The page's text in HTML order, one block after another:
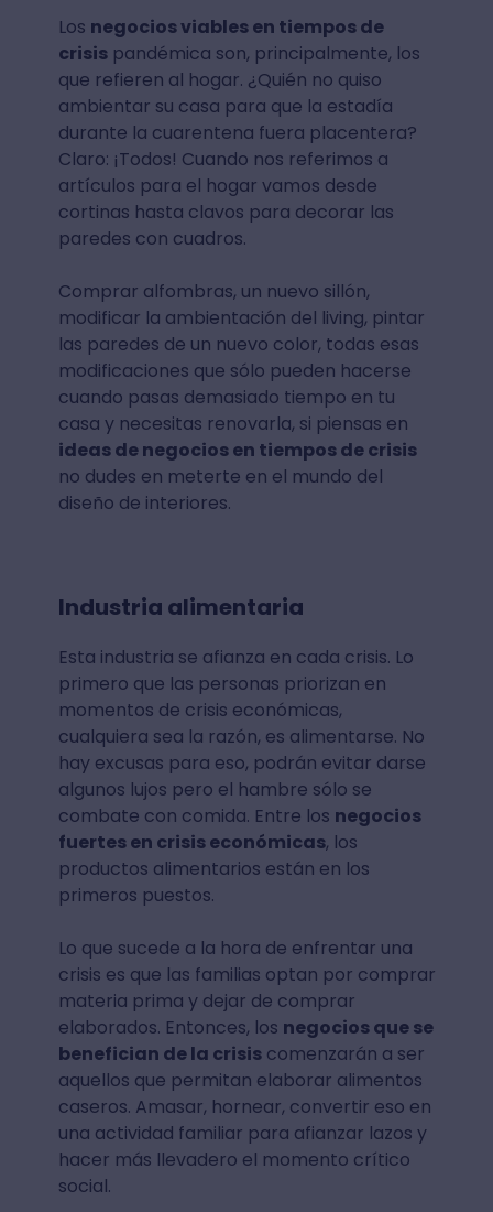
Los negocios viables en tiempos de
crisispandémica son, principalmente, los
que refieren al hogar. ¿Quién no quiso
ambientar su casa para que la estadía
durante la cuarentena fuera placentera?
Claro: ¡Todos! Cuando nos referimos a
artículos para el hogar vamos desde
cortinas hasta clavos para decorar las
paredes con cuadros.
Comprar alfombras, un nuevo sillón,
modificar la ambientación del living, pintar
las paredes de un nuevo color, todas esas
modificaciones que sólo pueden hacerse
cuando pasas demasiado tiempo en tu
casa y necesitas renovarla, si piensas en
ideas de negocios en tiempos de crisis
no dudes en meterte en el mundo del
diseño de interiores.
Industria alimentaria
Esta industria se afianza en cada crisis. Lo
primero que las personas priorizan en
momentos de crisis económicas,
cualquiera sea la razón, es alimentarse. No
hay excusas para eso, podrán evitar darse
algunos lujos pero el hambre sólo se
combate con comida. Entre los negocios
fuertes en crisis económicas, los
productos alimentarios están en los
primeros puestos.
Lo que sucede a la hora de enfrentar una
crisis es que las familias optan por comprar
materia prima y dejar de comprar
elaborados. Entonces, los negocios que se
benefician de la crisiscomenzarán a ser
aquellos que permitan elaborar alimentos
caseros. Amasar, hornear, convertir eso en
una actividad familiar para afianzar lazos y
hacer más llevadero el momento crítico
social.